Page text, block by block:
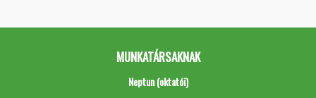
MUNKATÁRSAKNAK
Neptun (oktatói)